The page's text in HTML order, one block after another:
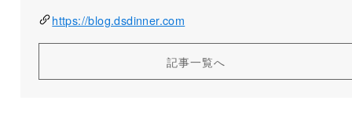
https://blog.dsdinner.com
記事一覧へ